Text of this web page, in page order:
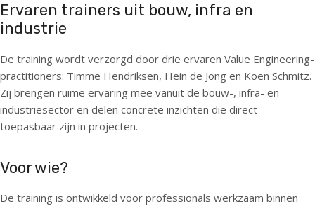
Ervaren trainers uit bouw, infra en
industrie
De training wordt verzorgd door drie ervaren Value Engineering-
practitioners: Timme Hendriksen, Hein de Jong en Koen Schmitz.
Zij brengen ruime ervaring mee vanuit de bouw-, infra- en
industriesector en delen concrete inzichten die direct
toepasbaar zijn in projecten.
Voor wie?
De training is ontwikkeld voor professionals werkzaam binnen